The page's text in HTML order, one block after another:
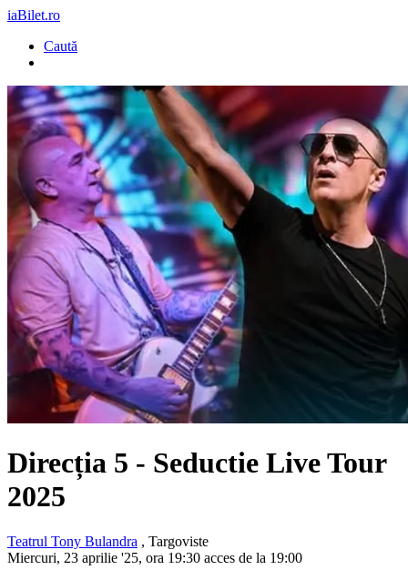
iaBilet.ro
Caută
Direcția 5 - Seductie Live Tour
2025
Teatrul Tony Bulandra , Targoviste
Miercuri, 23 aprilie '25, ora 19:30 acces de la 19:00